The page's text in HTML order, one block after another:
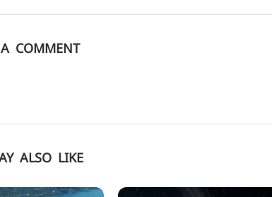
COMMENT
ALSO LIKE